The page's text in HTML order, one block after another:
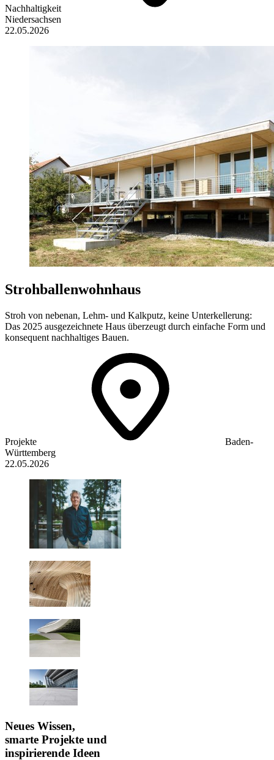
Nachhaltigkeit
Niedersachsen
22.05.2026
Strohballenwohnhaus
Stroh von nebenan, Lehm- und Kalkputz, keine Unterkellerung:
Das 2025 ausgezeichnete Haus überzeugt durch einfache Form und
konsequent nachhaltiges Bauen.
Projekte
Baden-
Württemberg
22.05.2026
Neues Wissen,
smarte Projekte und
inspirierende Ideen